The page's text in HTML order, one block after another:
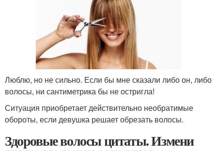
Люблю, но не сильно. Если бы мне сказали либо он, либо
волосы, ни сантиметрика бы не остригла!
Ситуация приобретает действительно необратимые
обороты, если девушка решает обрезать волосы.
Здоровые волосы цитаты. Измени